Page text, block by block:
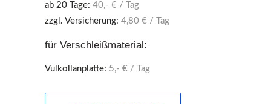
ab 20 Tage: 40,- € / Tag
zzgl. Versicherung: 4,80 € / Tag
für Verschleißmaterial:
Vulkollanplatte: 5,- € / Tag